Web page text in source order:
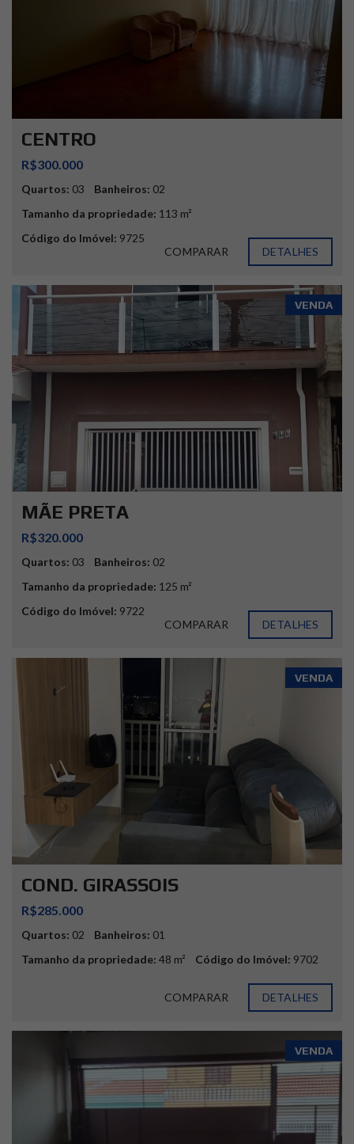
CENTRO
R$300.000
Quartos: 03 Banheiros: 02
Tamanho da propriedade: 113 m²
Código do Imóvel: 9725
COMPARAR
DETALHES
VENDA
MÃE PRETA
R$320.000
Quartos: 03 Banheiros: 02
Tamanho da propriedade: 125 m²
Código do Imóvel: 9722
COMPARAR
DETALHES
VENDA
COND. GIRASSOIS
R$285.000
Quartos: 02 Banheiros: 01
Tamanho da propriedade: 48 m² Código do Imóvel: 9702
COMPARAR DETALHES
VENDA